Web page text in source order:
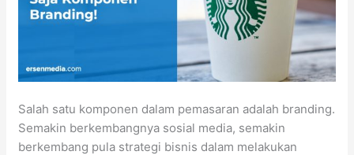
Salah satu komponen dalam pemasaran adalah branding.
Semakin berkembangnya sosial media, semakin
berkembang pula strategi bisnis dalam melakukan